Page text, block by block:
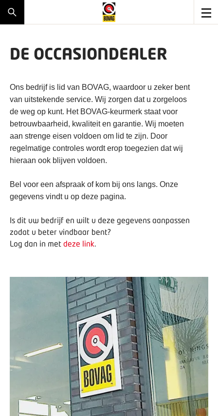
DE OCCASIONDEALER
Ons bedrijf is lid van BOVAG, waardoor u zeker bent
van uitstekende service. Wij zorgen dat u zorgeloos
de weg op kunt. Het BOVAG-keurmerk staat voor
betrouwbaarheid, kwaliteit en garantie. Wij moeten
aan strenge eisen voldoen om lid te zijn. Door
regelmatige controles wordt erop toegezien dat wij
hieraan ook blijven voldoen.
Bel voor een afspraak of kom bij ons langs. Onze
gegevens vindt u op deze pagina.
Is dit uw bedrijf en wilt u deze gegevens aanpassen
zodat u beter vindbaar bent?
Log dan in met deze link.